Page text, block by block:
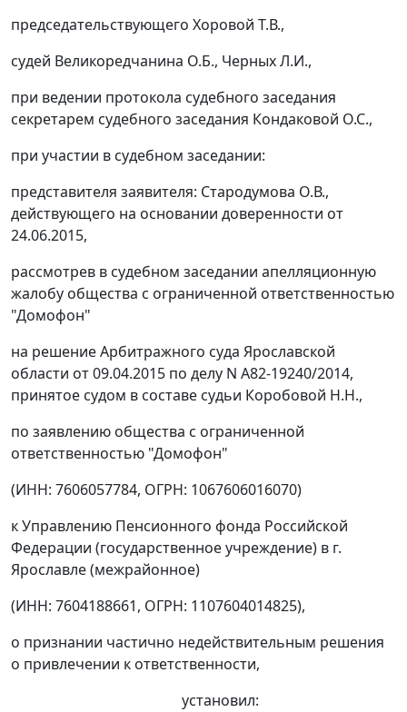
председательствующего Хоровой Т.В.,
судей Великоредчанина О.Б., Черных Л.И.,
при ведении протокола судебного заседания
секретарем судебного заседания Кондаковой О.С.,
при участии в судебном заседании:
представителя заявителя: Стародумова О.В.,
действующего на основании доверенности от
24.06.2015,
рассмотрев в судебном заседании апелляционную
жалобу общества с ограниченной ответственностью
"Домофон"
на решениеАрбитражного суда Ярославской
области от 09.04.2015 по делу N А82-19240/2014,
принятое судом в составе судьи Коробовой Н.Н.,
по заявлению общества с ограниченной
ответственностью "Домофон"
(ИНН: 7606057784, ОГРН: 1067606016070)
к Управлению Пенсионного фонда Российской
Федерации (государственное учреждение) в г.
Ярославле (межрайонное)
(ИНН: 7604188661, ОГРН: 1107604014825),
о признании частично недействительным решения
о привлечении к ответственности,
установил: